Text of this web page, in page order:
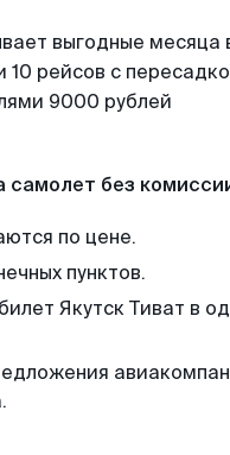
выгодные месяца
рейсов с
9000 рублей
самолет без
по цене.
пунктов.
Якутск Тиват в